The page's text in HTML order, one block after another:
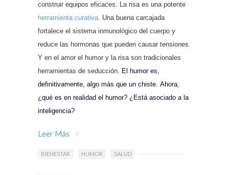
construir equipos eficaces. La risa es una potente
herramienta curativa. Una buena carcajada
fortalece el sistema inmunológico del cuerpo y
reduce las hormonas que pueden causar tensiones.
Y en el amor el humor y la risa son tradicionales
herramientas de seducción. El humor es,
definitivamente, algo más que un chiste. Ahora,
¿qué es en realidad el humor? ¿Está asociado a la
inteligencia?
Leer Más
BIENESTAR HUMOR SALUD